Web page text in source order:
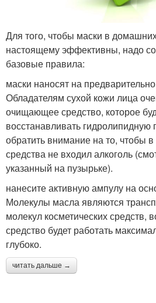
Для того, чтобы маски в
настоящему эффективны, надо
базовые правила:
маски наносят на
Обладателям сухой кожи лица
очищающее средство, которое
восстанавливать гидролипидную
обратить внимание на то, чтобы
средства не входил алкоголь
указанный на пузырьке).
нанесите активную ампулу на
Молекулы масла являются
молекул косметических средств,
средство будет работать
глубоко.
читать дальше →